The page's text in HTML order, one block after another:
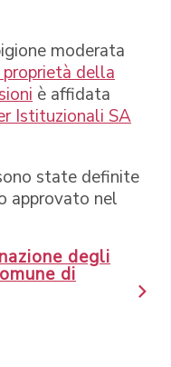
moderata
della
è affidata
Istituzionali SA
state definite
approvato nel
degli
di